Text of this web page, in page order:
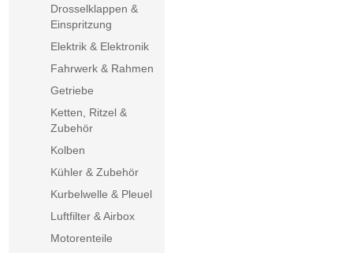
Drosselklappen &
Einspritzung
Elektrik & Elektronik
Fahrwerk & Rahmen
Getriebe
Ketten, Ritzel &
Zubehör
Kolben
Kühler & Zubehör
Kurbelwelle & Pleuel
Luftfilter & Airbox
Motorenteile